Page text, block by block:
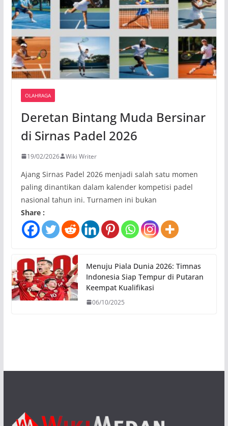
OLAHRAGA
Deretan Bintang Muda Bersinar
di Sirnas Padel 2026
19/02/2026 Wiki Writer
Ajang Sirnas Padel 2026 menjadi salah satu momen
paling dinantikan dalam kalender kompetisi padel
nasional tahun ini. Turnamen ini bukan
Share :
Menuju Piala Dunia 2026: Timnas
Indonesia Siap Tempur di Putaran
Keempat Kualifikasi
06/10/2025